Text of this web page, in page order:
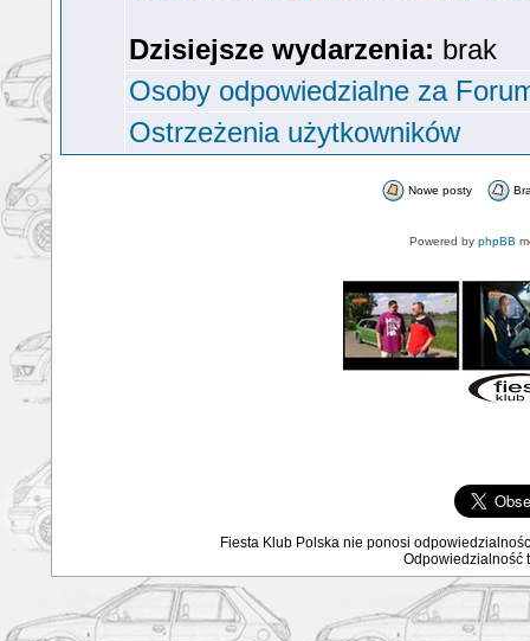
Dzisiejsze wydarzenia: brak
Osoby odpowiedzialne za
Ostrzeżenia użytkowników
Nowe posty
Powered by phpBB
Fiesta Klub Polska nie ponosi
Odpowiedzialność